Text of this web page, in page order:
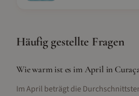
Häufig gestellte Fragen
Wie warm ist es im April in
Im April beträgt die